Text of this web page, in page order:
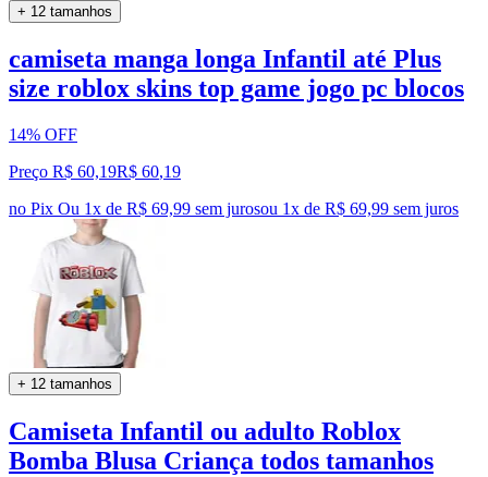
+ 12 tamanhos
camiseta manga longa Infantil até Plus
size roblox skins top game jogo pc blocos
14% OFF
Preço R$ 60,19R$ 60,19
no Pix Ou 1x de R$ 69,99 sem jurosou 1x de R$ 69,99 sem juros
+ 12 tamanhos
Camiseta Infantil ou adulto Roblox
Bomba Blusa Criança todos tamanhos